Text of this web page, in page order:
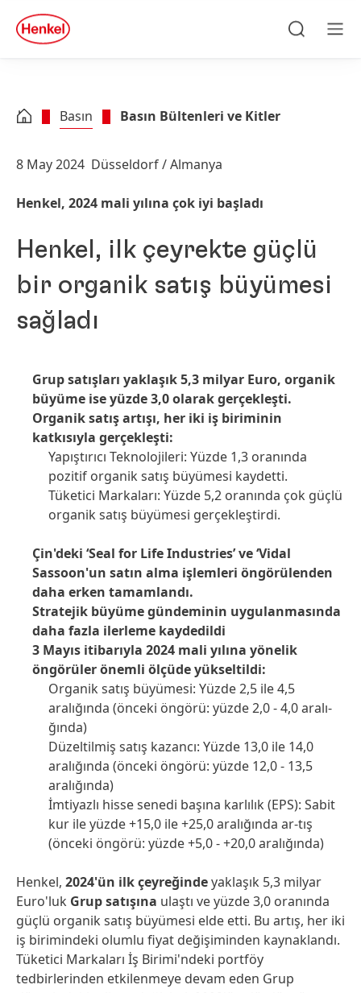
Skip to footer
quick
search
Basın Basın Bültenleri ve Kitler
8 May 2024 Düsseldorf / Almanya
Henkel, 2024 mali yılına çok iyi başladı
Henkel, ilk çeyrekte güçlü
bir organik satış büyümesi
sağladı
Grup satışları yaklaşık 5,3 milyar Euro, organik
büyüme ise yüzde 3,0 olarak gerçekleşti.
Organik satış artışı, her iki iş biriminin
katkısıyla gerçekleşti:
Yapıştırıcı Teknolojileri: Yüzde 1,3 oranında
pozitif organik satış büyümesi kaydetti.
Tüketici Markaları: Yüzde 5,2 oranında çok güçlü
organik satış büyümesi gerçekleştirdi.
Çin'deki ‘Seal for Life Industries’ ve ‘Vidal
Sassoon'un satın alma işlemleri öngörülenden
daha erken tamamlandı.
Stratejik büyüme gündeminin uygulanmasında
daha fazla ilerleme kaydedildi
3 Mayıs itibarıyla 2024 mali yılına yönelik
öngörüler önemli ölçüde yükseltildi:
Organik satış büyümesi: Yüzde 2,5 ile 4,5
aralığında (önceki öngörü: yüzde 2,0 - 4,0 aralı-
ğında)
Düzeltilmiş satış kazancı: Yüzde 13,0 ile 14,0
aralığında (önceki öngörü: yüzde 12,0 - 13,5
aralığında)
İmtiyazlı hisse senedi başına karlılık (EPS): Sabit
kur ile yüzde +15,0 ile +25,0 aralığında ar-tış
(önceki öngörü: yüzde +5,0 - +20,0 aralığında)
Henkel, 2024'ün ilk çeyreğindeyaklaşık 5,3 milyar
Euro'luk Grup satışına ulaştı ve yüzde 3,0 oranında
güçlü organik satış büyümesi elde etti. Bu artış, her iki
iş birimindeki olumlu fiyat değişiminden kaynaklandı.
Tüketici Markaları İş Birimi'ndeki portföy
tedbirlerinden etkilenmeye devam eden Grup